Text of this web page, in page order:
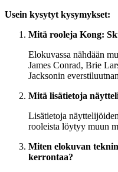
Usein kysytyt kysymykset:
Mitä rooleja Kong:
Elokuvassa nähdään
James Conrad, Brie
Jacksonin
Mitä lisätietoja
Lisätietoja
rooleista löytyy muun
Miten elokuvan
kerrontaa?